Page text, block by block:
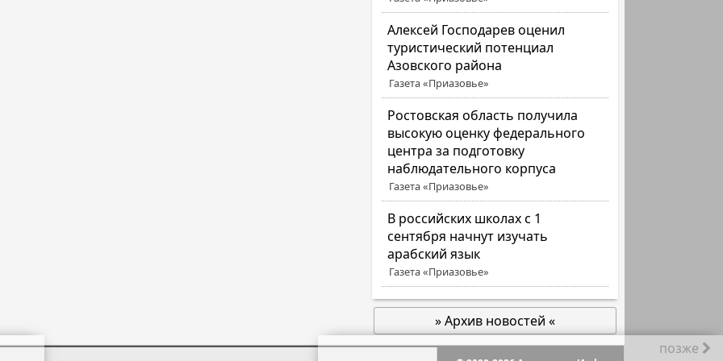
Алексей Господарев оценил
туристический потенциал
Азовского района
Газета «Приазовье»
Ростовская область получила
высокую оценку федерального
центра за подготовку
наблюдательного корпуса
Газета «Приазовье»
В российских школах с 1
сентября начнут изучать
арабский язык
Газета «Приазовье»
» Архив новостей «
позже